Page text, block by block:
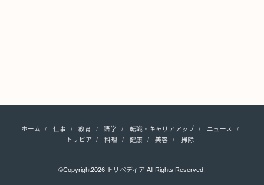
ホーム 仕事 教育 語学 転職・キャリアアップ
ニュース
トリビア
料理 健康 美容 掃除
©Copyright2026 トリペディア .All Rights Reserved.